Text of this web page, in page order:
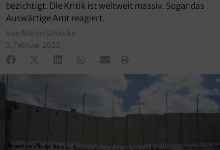
bezichtigt. Die Kritik ist weltweit massiv. Sogar das
Auswärtige Amt reagiert.
Von Martin Schlorke
2. Februar 2022